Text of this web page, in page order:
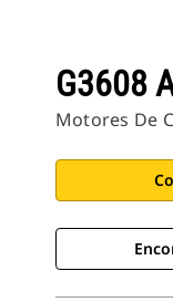
G3608
Motores De